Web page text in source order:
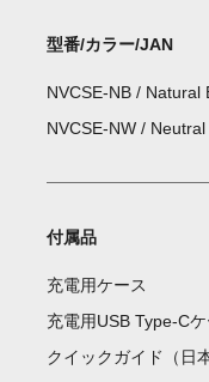
型番/カラー/JAN
NVCSE-NB / Natural
NVCSE-NW /
付属品
充電用ケース
充電用USB Type-C
クイックガイド（日